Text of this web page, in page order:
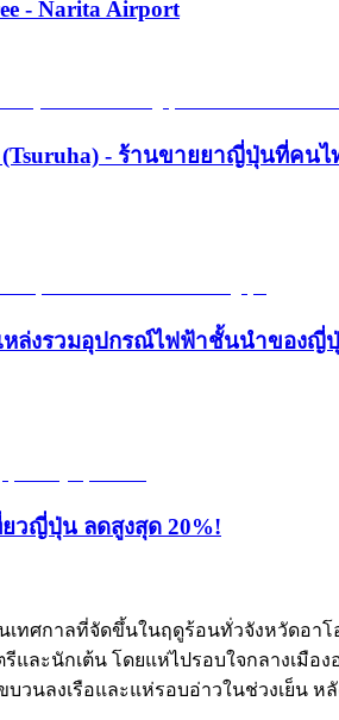
- Narita Airport
- ร้านขายยาญี่ปุ่นที่คน
หล่งรวมอุปกรณ์ไฟฟ้าชั้นนำของญี่
ยวญี่ปุ่น ลดสูงสุด 20%!
นเทศกาลที่จัดขึ้นในฤดูร้อนทั่วจังหวัดอา
ละนักเต้น โดยแห่ไปรอบใจกลางเมือ
วนลงเรือและแห่รอบอ่าวในช่วงเย็น ห